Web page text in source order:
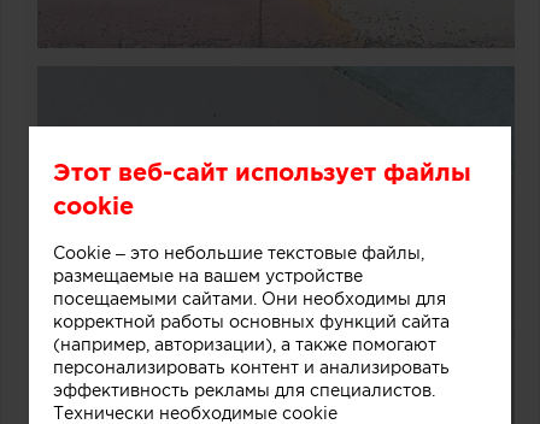
Этот веб-сайт использует файлы
cookie
Cookie – это небольшие текстовые файлы,
размещаемые на вашем устройстве
посещаемыми сайтами. Они необходимы для
корректной работы основных функций сайта
(например, авторизации), а также помогают
персонализировать контент и анализировать
эффективность рекламы для специалистов.
Технически необходимые cookie